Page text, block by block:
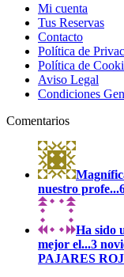
Mi cuenta
Tus Reservas
Contacto
Política de
Política de
Aviso Legal
Condiciones
Comentarios
nuestro profe...
Ha sido
mejor el...3
PAJARES